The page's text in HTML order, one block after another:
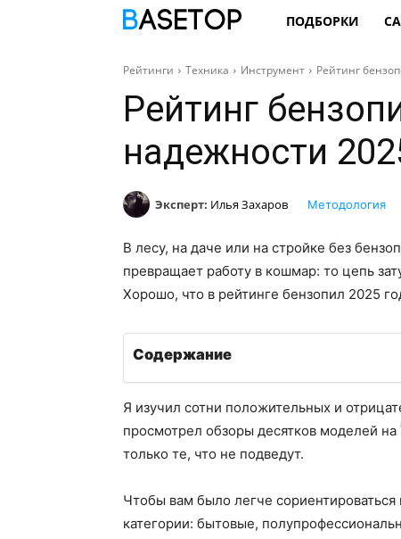
ПОДБОРКИ
Рейтинги Техника Инструмент Рейтинг
Рейтинг
надежности
Эксперт: Илья Захаров Методология
В лесу, на даче или на стройке без
превращает работу в кошмар: то цепь
Хорошо, что в рейтинге бензопил 2025
Содержание
Я изучил сотни положительных и
просмотрел обзоры десятков моделей
только те, что не подведут.
Чтобы вам было легче
категории: бытовые,